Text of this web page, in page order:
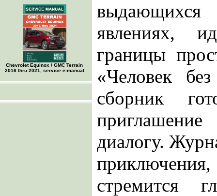
Chevrolet Equinox / GMC Terrain
2016 thru 2021, service e-manual
выдающихся
явлениях,
границы
«Человек
сборник
диалогу.
приключения,
стремится